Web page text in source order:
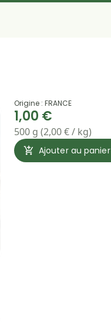
Origine : FRANCE
1,00 €
500 g (2,00 € / kg)
Ajouter au panier